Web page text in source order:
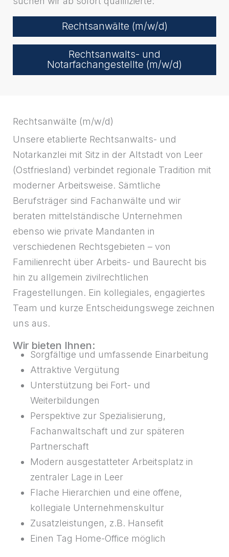
Rechtsanwälte (m/w/d)
Rechtsanwalts- und
Notarfachangestellte (m/w/d)
Rechtsanwälte (m/w/d)
Unsere etablierte Rechtsanwalts- und
Notarkanzlei mit Sitz in der Altstadt von Leer
(Ostfriesland) verbindet regionale Tradition mit
moderner Arbeitsweise. Sämtliche
Berufsträger sind Fachanwälte und wir
beraten mittelständische Unternehmen
ebenso wie private Mandanten in
verschiedenen Rechtsgebieten – von
Familienrecht über Arbeits- und Baurecht bis
hin zu allgemein zivilrechtlichen
Fragestellungen. Ein kollegiales, engagiertes
Team und kurze Entscheidungswege zeichnen
uns aus.
Wir bieten Ihnen:
Sorgfältige und umfassende Einarbeitung
Attraktive Vergütung
Unterstützung bei Fort- und
Weiterbildungen
Perspektive zur Spezialisierung,
Fachanwaltschaft und zur späteren
Partnerschaft
Modern ausgestatteter Arbeitsplatz in
zentraler Lage in Leer
Flache Hierarchien und eine offene,
kollegiale Unternehmenskultur
Zusatzleistungen, z.B. Hansefit
Einen Tag Home-Office möglich